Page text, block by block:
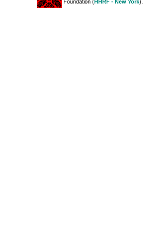
Foundation (HHRF - New York).